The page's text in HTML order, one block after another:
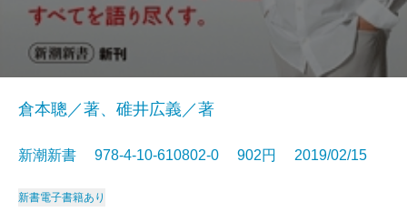
倉本聰／著、碓井広義／著
新潮新書 978-4-10-610802-0 902円 2019/02/15
新書電子書籍あり